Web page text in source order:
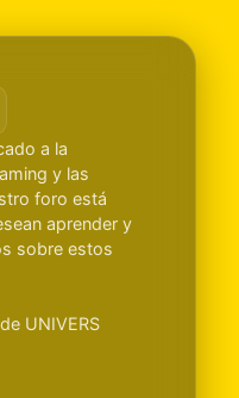
a la
y las
foro está
aprender y
sobre estos
UNIVERS